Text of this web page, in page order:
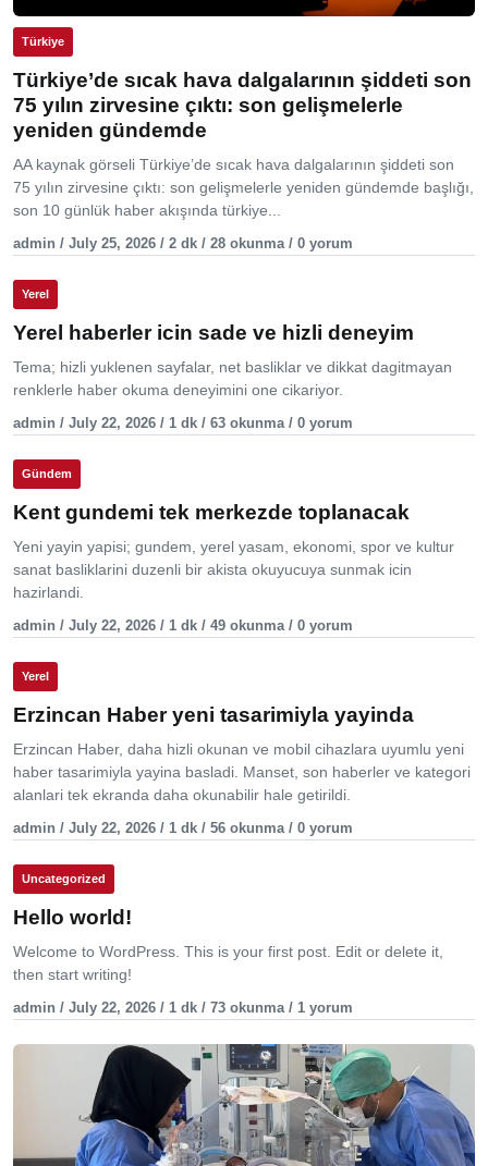
Türkiye
Türkiye’de sıcak hava dalgalarının şiddeti son
75 yılın zirvesine çıktı: son gelişmelerle
yeniden gündemde
AA kaynak görseli Türkiye’de sıcak hava dalgalarının şiddeti son
75 yılın zirvesine çıktı: son gelişmelerle yeniden gündemde başlığı,
son 10 günlük haber akışında türkiye...
admin / July 25, 2026 / 2 dk / 28 okunma / 0 yorum
Yerel
Yerel haberler icin sade ve hizli deneyim
Tema; hizli yuklenen sayfalar, net basliklar ve dikkat dagitmayan
renklerle haber okuma deneyimini one cikariyor.
admin / July 22, 2026 / 1 dk / 63 okunma / 0 yorum
Gündem
Kent gundemi tek merkezde toplanacak
Yeni yayin yapisi; gundem, yerel yasam, ekonomi, spor ve kultur
sanat basliklarini duzenli bir akista okuyucuya sunmak icin
hazirlandi.
admin / July 22, 2026 / 1 dk / 49 okunma / 0 yorum
Yerel
Erzincan Haber yeni tasarimiyla yayinda
Erzincan Haber, daha hizli okunan ve mobil cihazlara uyumlu yeni
haber tasarimiyla yayina basladi. Manset, son haberler ve kategori
alanlari tek ekranda daha okunabilir hale getirildi.
admin / July 22, 2026 / 1 dk / 56 okunma / 0 yorum
Uncategorized
Hello world!
Welcome to WordPress. This is your first post. Edit or delete it,
then start writing!
admin / July 22, 2026 / 1 dk / 73 okunma / 1 yorum